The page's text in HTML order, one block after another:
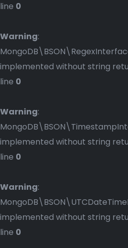
line 0
Warning:
implemented without string
line 0
Warning:
implemented without string
line 0
Warning:
implemented without string
line 0